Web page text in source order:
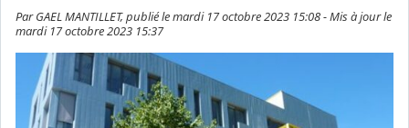
Par GAEL MANTILLET, publié le mardi 17 octobre 2023 15:08 - Mis à jour le
mardi 17 octobre 2023 15:37